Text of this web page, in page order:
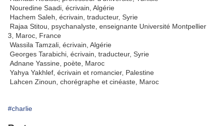
Nouredine Saadi, écrivain, Algérie
Hachem Saleh, écrivain, traducteur, Syrie
Rajaa Stitou, psychanalyste, enseignante Université Montpellier
3, Maroc, France
Wassila Tamzali, écrivain, Algérie
Georges Tarabichi, écrivain, traducteur, Syrie
Adnane Yassine, poète, Maroc
Yahya Yakhlef, écrivain et romancier, Palestine
Lahcen Zinoun, chorégraphe et cinéaste, Maroc
#charlie